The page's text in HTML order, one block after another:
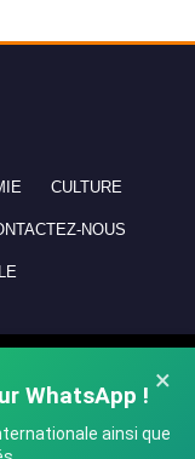
×
WhatsApp !
ainsi que
CULTURE
NOUS